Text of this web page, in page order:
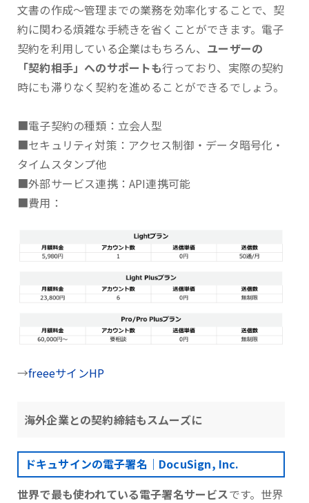
文書の作成～管理までの業務を効率化することで、契
約に関わる煩雑な手続きを省くことができます。電子
契約を利用している企業はもちろん、 ユーザーの
「契約相手」へのサポートも行っており、実際の契約
時にも滞りなく契約を進めることができるでしょう。
■電子契約の種類：立会人型
■セキュリティ対策：アクセス制御・データ暗号化・
タイムスタンプ他
■外部サービス連携：API連携可能
■費用：
→freeeサインHP
海外企業との契約締結もスムーズに
ドキュサインの電子署名｜DocuSign, Inc.
世界で最も使われている電子署名サービスです。世界